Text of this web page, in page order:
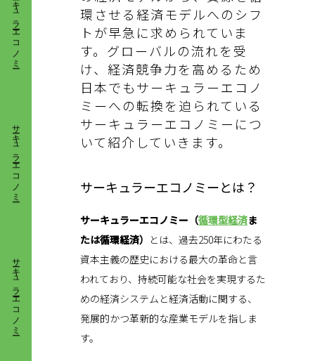
サーキュラーエコノミー
サーキュラーエコノミー
環させる経済モデルへのシフ
トが早急に求められていま
す。グローバルの流れを受
け、経済競争力を高めるため
日本でもサーキュラーエコノ
ミーへの転換を迫られている
サーキュラーエコノミーにつ
いて紹介していきます。
サーキュラーエコノミーとは？
サーキュラーエコノミー（循環型経済ま
たは循環経済） とは、過去250年にわたる
資本主義の歴史における最大の革命と言
われており、持続可能な社会を実現するた
めの経済システムと経済活動に関する、
発展的かつ革新的な産業モデルを指しま
す。